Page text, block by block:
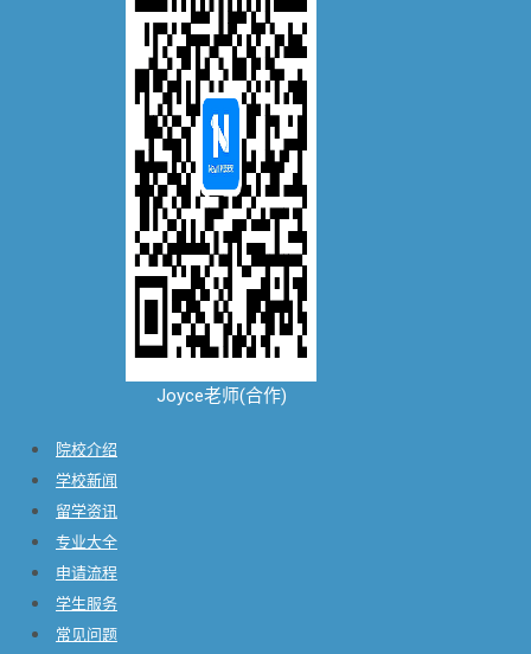
Joyce老师(合作)
院校介绍
学校新闻
留学资讯
专业大全
申请流程
学生服务
常见问题